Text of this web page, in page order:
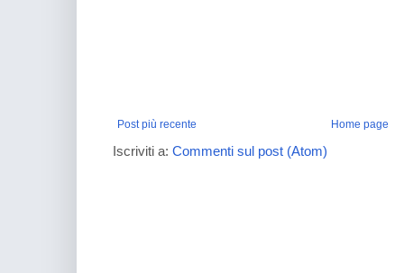
Post più recente Home page
Iscriviti a: Commenti sul post (Atom)